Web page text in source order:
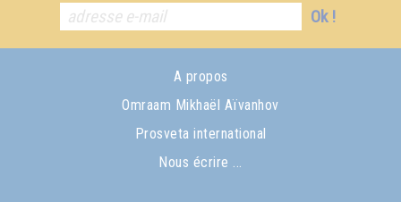
Ok !
A propos
Omraam Mikhaël Aïvanhov
Prosveta international
Nous écrire ...